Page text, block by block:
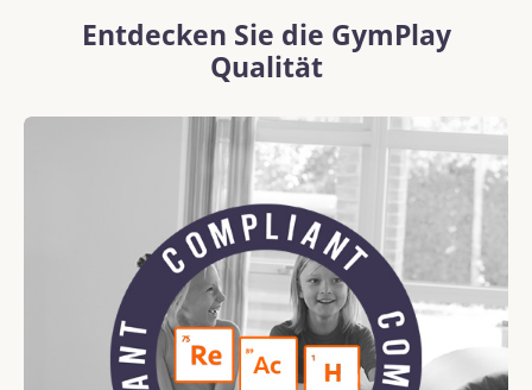
Entdecken Sie die GymPlay
Qualität
Bildergalerie überspringen
REACH